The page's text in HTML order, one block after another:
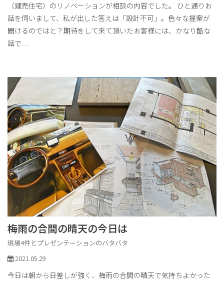
（建売住宅）のリノベーションが相談の内容でした。 ひと通りお
話を伺いまして、私が出した答えは「設計不可」。色々な提案が
聞けるのではと？期待をして来て頂いたお客様には、かなり酷な
話で. . .
梅雨の合間の晴天の今日は
現場4件とプレゼンテーションのバタバタ
2021.05.29
今日は朝から日差しが強く、梅雨の合間の晴天で気持ちよかった